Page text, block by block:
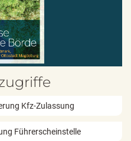
Kfz-Zulassung
Führerscheinstelle